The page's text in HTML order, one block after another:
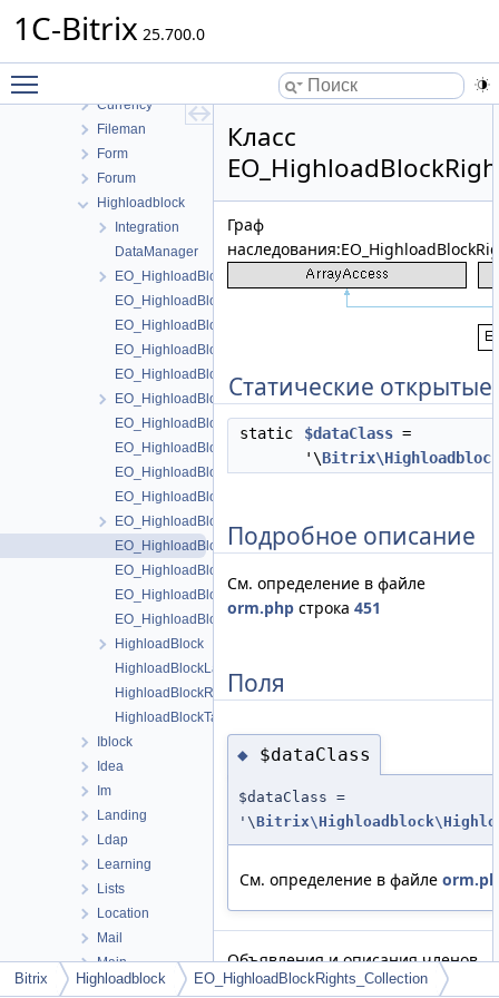
1C-Bitrix 25.700.0
Clouds
Currency
Fileman
Form
Forum
Highloadblock
Integration
DataManager
EO_HighloadBlock
EO_HighloadBlock_Collection
EO_HighloadBlock_Entity
EO_HighloadBlock_Query
EO_HighloadBlock_Result
EO_HighloadBlockLang
EO_HighloadBlockLang_Collection
EO_HighloadBlockLang_Entity
EO_HighloadBlockLang_Query
EO_HighloadBlockLang_Result
EO_HighloadBlockRights
EO_HighloadBlockRights_Collection
EO_HighloadBlockRights_Entity
EO_HighloadBlockRights_Query
EO_HighloadBlockRights_Result
HighloadBlock
HighloadBlockLangTable
HighloadBlockRightsTable
HighloadBlockTable
Iblock
Idea
Im
Landing
Ldap
Learning
Lists
Location
Mail
Main
MessageService
Класс
Граф
Статические
static $dataClass =
'\
Подробное описание
См. определение в файле
orm.php строка 451
Поля
◆ $dataClass
$dataClass =
'\
См. определение в файле
Объявления и описания членов
класса находятся в файле:
Bitrix Highloadblock EO_HighloadBlockRights_Collection